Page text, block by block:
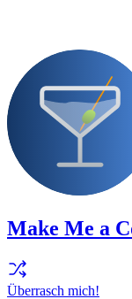
Make Me a
Überrasch mich!